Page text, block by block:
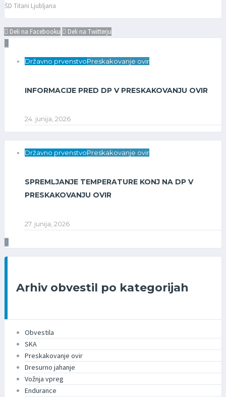
ŠD Titani Ljubljana
Deli na Facebooku Deli na Twitterju
Državno prvenstvoPreskakovanje ovir
INFORMACIJE PRED DP V PRESKAKOVANJU OVIR
24. junija, 2026
Državno prvenstvoPreskakovanje ovir
SPREMLJANJE TEMPERATURE KONJ NA DP V
PRESKAKOVANJU OVIR
27. junija, 2026
Arhiv obvestil po kategorijah
Obvestila
SKA
Preskakovanje ovir
Dresurno jahanje
Vožnja vpreg
Endurance